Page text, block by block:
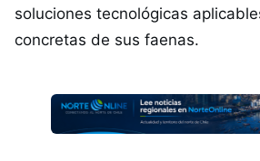
soluciones tecnológicas
concretas de sus faenas.